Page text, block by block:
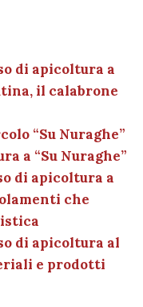
g
er
a
m
dI
n
et
di apicoltura a
il calabrone
“Su Nuraghe”
a “Su Nuraghe”
di apicoltura a
che
di apicoltura al
e prodotti